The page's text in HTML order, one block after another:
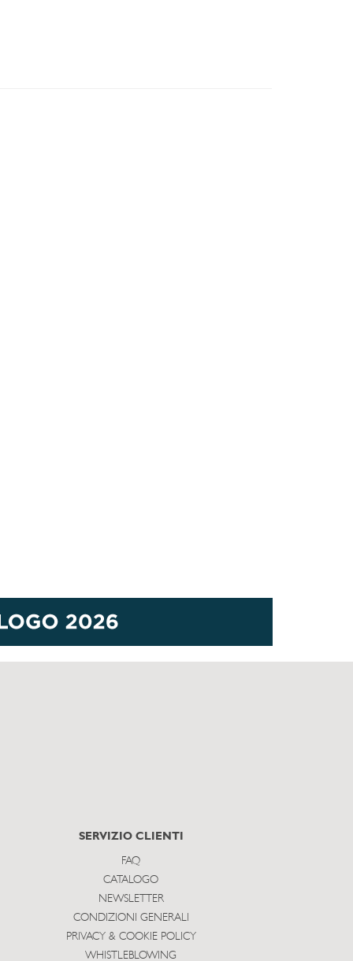
SERVIZIO CLIENTI
FAQ
CATALOGO
NEWSLETTER
CONDIZIONI GENERALI
PRIVACY & COOKIE POLICY
WHISTLEBLOWING